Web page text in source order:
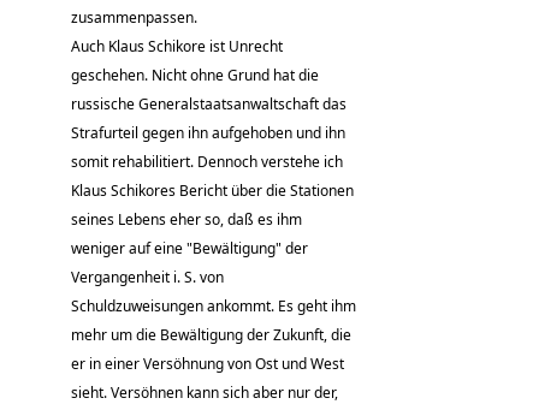
zusammenpassen.
Auch Klaus Schikore ist Unrecht
geschehen. Nicht ohne Grund hat die
russische Generalstaatsanwaltschaft das
Strafurteil gegen ihn aufgehoben und ihn
somit rehabilitiert. Dennoch verstehe ich
Klaus Schikores Bericht über die Stationen
seines Lebens eher so, daß es ihm
weniger auf eine "Bewältigung" der
Vergangenheit i. S. von
Schuldzuweisungen ankommt. Es geht ihm
mehr um die Bewältigung der Zukunft, die
er in einer Versöhnung von Ost und West
sieht. Versöhnen kann sich aber nur der,